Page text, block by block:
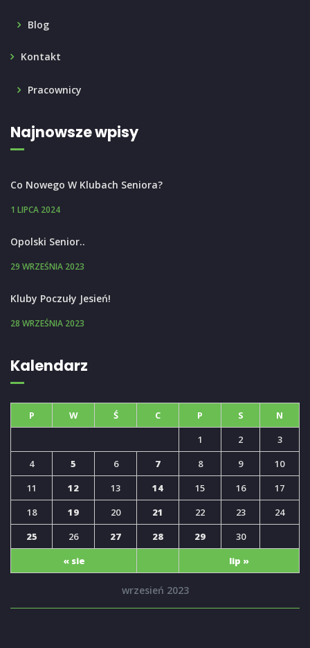
Blog
Kontakt
Pracownicy
Najnowsze wpisy
Co Nowego W Klubach Seniora?
1 LIPCA 2024
Opolski Senior..
29 WRZEŚNIA 2023
Kluby Poczuły Jesień!
28 WRZEŚNIA 2023
Kalendarz
wrzesień 2023
P W Ś C P S N
« sie lip »
1 2
3
4
5 6 7 8 9
10
11
12 13 14 15 16
17
18
19 20 21 22 23
24
25
26 27 28 29 30